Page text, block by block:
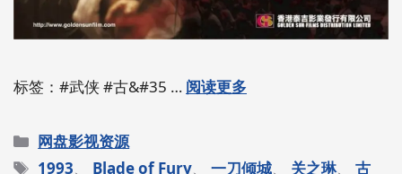
标签：#武侠 #古&#35 … 阅读更多
分
类
网盘影视资源
标
1993、 Blade of Fury、一刀倾城、 关之琳、古